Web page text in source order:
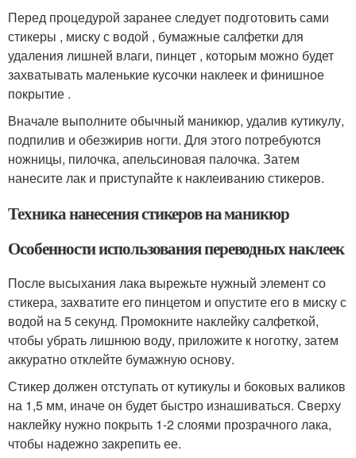
Перед процедурой заранее следует подготовить сами
стикеры , миску с водой , бумажные салфетки для
удаления лишней влаги, пинцет , которым можно будет
захватывать маленькие кусочки наклеек и финишное
покрытие .
Вначале выполните обычный маникюр, удалив кутикулу,
подпилив и обезжирив ногти. Для этого потребуются
ножницы, пилочка, апельсиновая палочка. Затем
нанесите лак и приступайте к наклеиванию стикеров.
Техника нанесения стикеров на маникюр
Особенности использования переводных наклеек
После высыхания лака вырежьте нужный элемент со
стикера, захватите его пинцетом и опустите его в миску с
водой на 5 секунд. Промокните наклейку салфеткой,
чтобы убрать лишнюю воду, приложите к ноготку, затем
аккуратно отклейте бумажную основу.
Стикер должен отступать от кутикулы и боковых валиков
на 1,5 мм, иначе он будет быстро изнашиваться. Сверху
наклейку нужно покрыть 1-2 слоями прозрачного лака,
чтобы надежно закрепить ее.